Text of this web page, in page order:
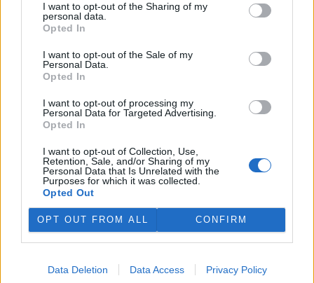
I want to opt-out of the Sharing of my
personal data.
Opted In
I want to opt-out of the Sale of my
Personal Data.
Opted In
I want to opt-out of processing my
Personal Data for Targeted Advertising.
Opted In
I want to opt-out of Collection, Use,
Retention, Sale, and/or Sharing of my
Personal Data that Is Unrelated with the
Purposes for which it was collected.
Opted Out
OPT OUT FROM ALL CONFIRM
Data Deletion Data Access Privacy Policy
ještě více.
Jenže u elektřiny tohle nehrozí, bo spotřeba roste, s
nepůjde, je to argument jak dycky.
Odpovědět
Emil Novák 17.6.2026 07:58 Reaguje na Pavel Hanzl
U elektřiny to funguje podobně, spotřeba neroste,
"argumente jak dycky": https://energy-
charts.info/charts/energy/chart.htm?
l=en&c=CZ&interval=year&year=-1&legendItems=iw1
Odpovědět
Pavel Hanzl 17.6.2026 15:47 Reaguje na Emil Novák
Protože se nerozjely ještě pořádně elkáry. Ale série
ropných krizí to spolehlivě rozhýbe.